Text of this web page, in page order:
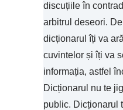
discuțiile în
arbitrul deseori.
dicționarul îți va
cuvintelor și îți va
informația, astfel
Dicționarul nu te
public. Dicționarul